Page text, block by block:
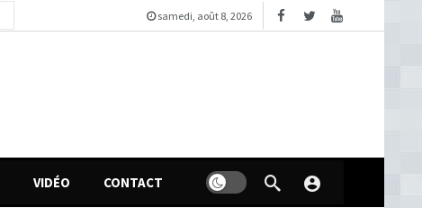
samedi, août 8, 2026
VIDÉO CONTACT